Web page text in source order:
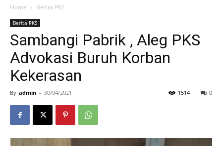
Home Berita PKS
Berita PKS
Sambangi Pabrik , Aleg PKS
Advokasi Buruh Korban
Kekerasan
By admin - 30/04/2021 0
1514